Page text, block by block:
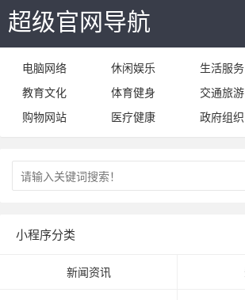
超级官网导航
电脑网络 休闲娱乐 生活服务
教育文化
体育健身 交通旅游
购物网站
医疗健康 政府组织
小程序分类
新闻资讯